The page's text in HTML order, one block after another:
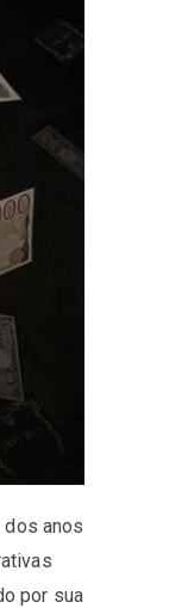
dos anos
por sua